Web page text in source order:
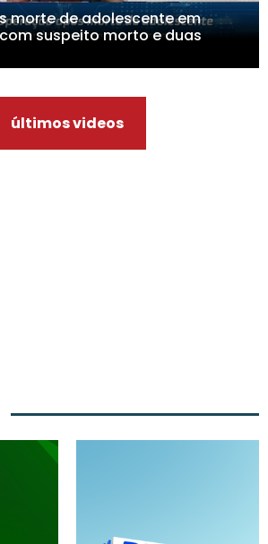
morte de adolescente em
suspeito morto e duas
últimos videos